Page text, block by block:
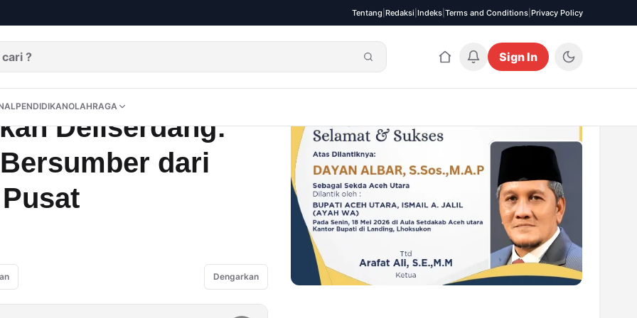
Tentang Redaksi Indeks Terms and Conditions Privacy Policy
OPININUSANTARAINTERNASIONALPENDIDIKANOLAHRAGA
Sign In
PENDIDIKANOLAHRAGA
PPPK PW Bersumber dari Dana BOS dan Pusat‎‎
Deliserdang:
dari
Dengarkan